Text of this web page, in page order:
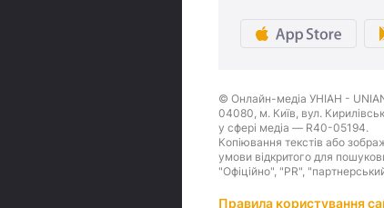
© Онлайн-медіа УНІАН -
04080, м. Київ, вул.
у сфері медіа — R40-05194.
Копіювання текстів або
умови відкритого для
"Офіційно", "PR",
Правила користування